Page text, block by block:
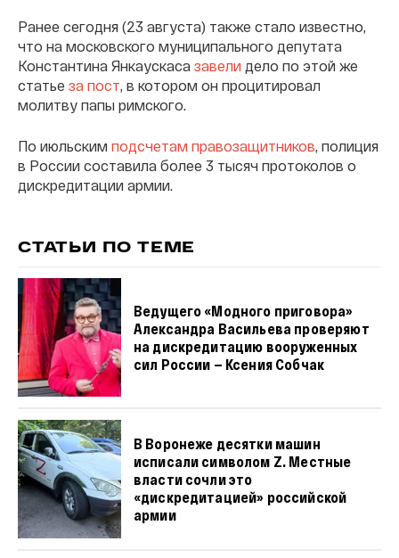
Ранее сегодня (23 августа) также стало известно,
что на московского муниципального депутата
Константина Янкаускаса завели дело по этой же
статье за пост, в котором он процитировал
молитву папы римского.
По июльским подсчетам правозащитников, полиция
в России составила более 3 тысяч протоколов о
дискредитации армии.
СТАТЬИ ПО ТЕМЕ
Ведущего «Модного приговора»
Александра Васильева проверяют
на дискредитацию вооруженных
сил России — Ксения Собчак
В Воронеже десятки машин
исписали символом Z. Местные
власти сочли это
«дискредитацией» российской
армии